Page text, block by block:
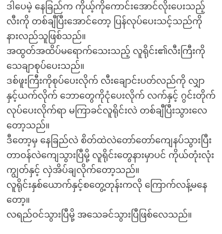
ဒါပေမဲ့ နေခြည်က ကိုယ့်ကိုကောင်းအောင်လိုးပေးသည့်
လီးကို တစ်ချီပြီးအောင်တော့ ပြန်လုပ်ပေးသင့်သည်ကို
နားလည်သူဖြစ်သည်။
အထွတ်အထိပ်မရောက်သေးသည့် လူရိုင်း၏လီးကြီးကို
သေချာစုပ်ပေးသည်။
ဒစ်ဖူးကြီးကိုစုပ်ပေးလိုက် လီးချောင်းပတ်လည်ကို လျှာ
နှင့်ယက်လိုက် ဘောတွေကိုငုံပေးလိုက် လက်နှင့် ဂွင်းတိုက်
လုပ်ပေးလိုက်ရာ မကြာခင်လူရိုင်းလဲ တစ်ချီပြီးသွားလေ
တော့သည်။
ဒီတော့မှ နေခြည်လဲ စိတ်ထဲလဲတော်တော်ကျေနပ်သွားပြီး
တာဝန်လဲကျေသွားပြီမို့ လူရိုင်းတွေနားမှာပင် ကိုယ်တုံးလုံး
ကျွတ်နှင့် လှဲအိပ်ချလိုက်တော့သည်။
လူရိုင်းနှစ်ယောက်နှင့်စတွေ့တုန်းကလို ကြောက်လန့်မနေ
တော့။
လရည်ဝင်သွားပြီမို့ အသေခင်သွားပြီဖြစ်လေသည်။